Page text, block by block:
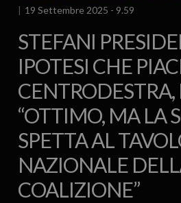
19 Settembre 2025 - 9.59
STEFANI
IPOTESI CHE
CENTRODESTRA,
“OTTIMO, MA LA
SPETTA AL
NAZIONALE
COALIZIONE”